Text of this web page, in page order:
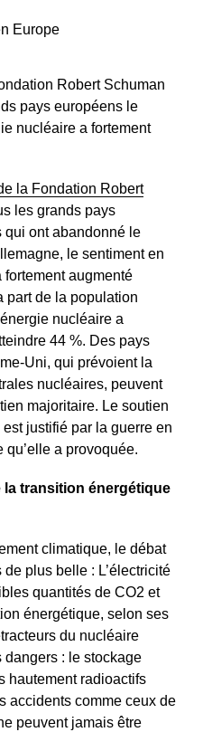
Europe
Robert Schuman
pays européens le
nucléaire a fortement
la Fondation Robert
les grands pays
qui ont abandonné le
le sentiment en
fortement augmenté
part de la population
nucléaire a
44 %. Des pays
Uni, qui prévoient la
nucléaires, peuvent
majoritaire. Le soutien
justifié par la guerre en
a provoquée.
la transition énergétique
climatique, le débat
plus belle : L’électricité
quantités de CO2 et
énergétique, selon ses
du nucléaire
: le stockage
hautement radioactifs
accidents comme ceux de
peuvent jamais être